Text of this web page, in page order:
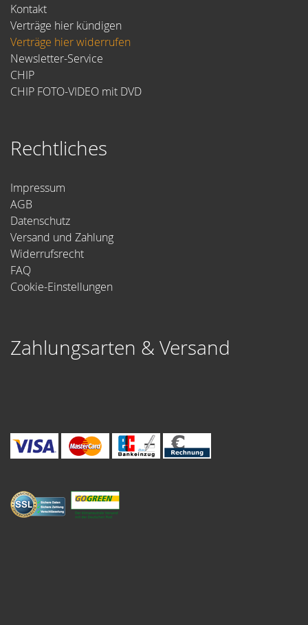
Kontakt
Verträge hier kündigen
Verträge hier widerrufen
Newsletter-Service
CHIP
CHIP FOTO-VIDEO mit DVD
Rechtliches
Impressum
AGB
Datenschutz
Versand und Zahlung
Widerrufsrecht
FAQ
Cookie-Einstellungen
Zahlungsarten & Versand